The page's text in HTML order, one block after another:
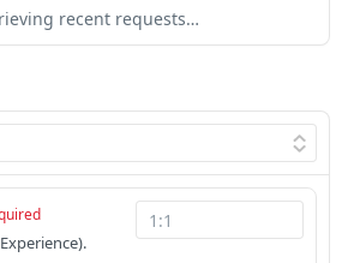
em lotes POST
dados de produto POST
do arquivo GET
(Mobile)
POST
recent requests…